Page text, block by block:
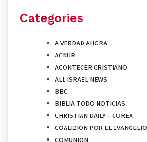
Categories
A VERDAD AHORA
ACNUR
ACONTECER CRISTIANO
ALL ISRAEL NEWS
BBC
BIBLIA TODO NOTICIAS
CHRISTIAN DAILY – COREA
COALIZION POR EL EVANGELIO
COMUNION